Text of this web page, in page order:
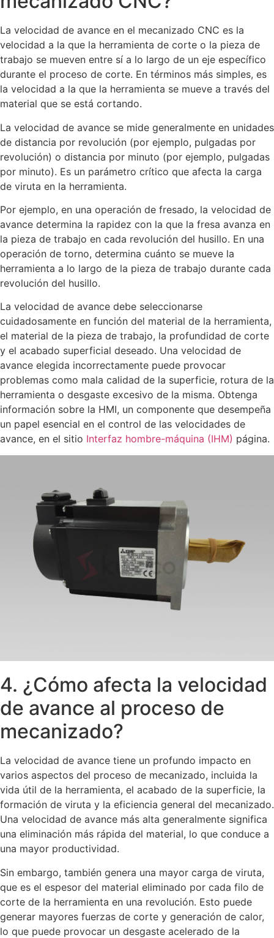
La velocidad de avance en el mecanizado CNC es la
velocidad a la que la herramienta de corte o la pieza de
trabajo se mueven entre sí a lo largo de un eje específico
durante el proceso de corte. En términos más simples, es
la velocidad a la que la herramienta se mueve a través del
material que se está cortando.
La velocidad de avance se mide generalmente en unidades
de distancia por revolución (por ejemplo, pulgadas por
revolución) o distancia por minuto (por ejemplo, pulgadas
por minuto). Es un parámetro crítico que afecta la carga
de viruta en la herramienta.
Por ejemplo, en una operación de fresado, la velocidad de
avance determina la rapidez con la que la fresa avanza en
la pieza de trabajo en cada revolución del husillo. En una
operación de torno, determina cuánto se mueve la
herramienta a lo largo de la pieza de trabajo durante cada
revolución del husillo.
La velocidad de avance debe seleccionarse
cuidadosamente en función del material de la herramienta,
el material de la pieza de trabajo, la profundidad de corte
y el acabado superficial deseado. Una velocidad de
avance elegida incorrectamente puede provocar
problemas como mala calidad de la superficie, rotura de la
herramienta o desgaste excesivo de la misma. Obtenga
información sobre la HMI, un componente que desempeña
un papel esencial en el control de las velocidades de
avance, en el sitio Interfaz hombre-máquina (IHM) página.
4. ¿Cómo afecta la velocidad
de avance al proceso de
mecanizado?
La velocidad de avance tiene un profundo impacto en
varios aspectos del proceso de mecanizado, incluida la
vida útil de la herramienta, el acabado de la superficie, la
formación de viruta y la eficiencia general del mecanizado.
Una velocidad de avance más alta generalmente significa
una eliminación más rápida del material, lo que conduce a
una mayor productividad.
Sin embargo, también genera una mayor carga de viruta,
que es el espesor del material eliminado por cada filo de
corte de la herramienta en una revolución. Esto puede
generar mayores fuerzas de corte y generación de calor,
lo que puede provocar un desgaste acelerado de la